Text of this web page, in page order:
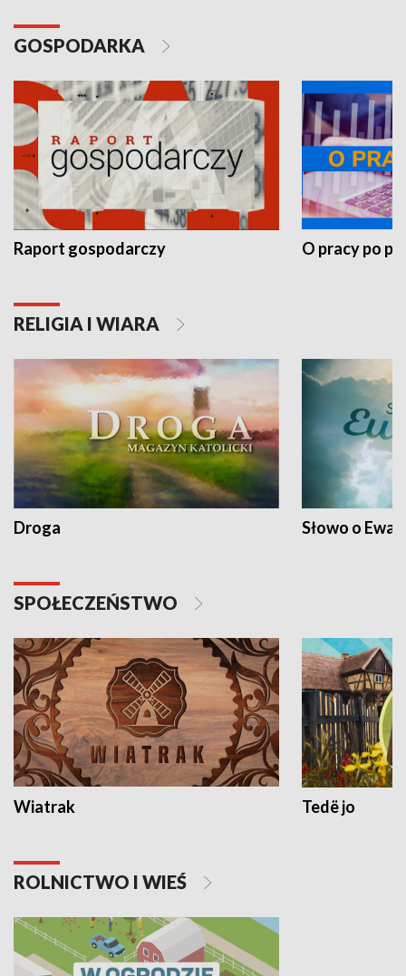
GOSPODARKA
Raport gospodarczy O pracy po
RELIGIA I WIARA
Droga Słowo o
SPOŁECZEŃSTWO
Wiatrak Tedë jo
ROLNICTWO I WIEŚ